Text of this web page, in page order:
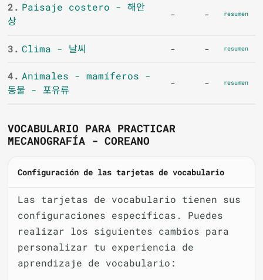
2. Paisaje costero - 해안
상
- - resumen
3. Clima - 날씨 - - resumen
4. Animales - mamíferos -
동물 - 포유류
- - resumen
VOCABULARIO PARA PRACTICAR
MECANOGRAFÍA - COREANO
Configuración de las tarjetas de vocabulario
Las tarjetas de vocabulario tienen sus
configuraciones específicas. Puedes
realizar los siguientes cambios para
personalizar tu experiencia de
aprendizaje de vocabulario: